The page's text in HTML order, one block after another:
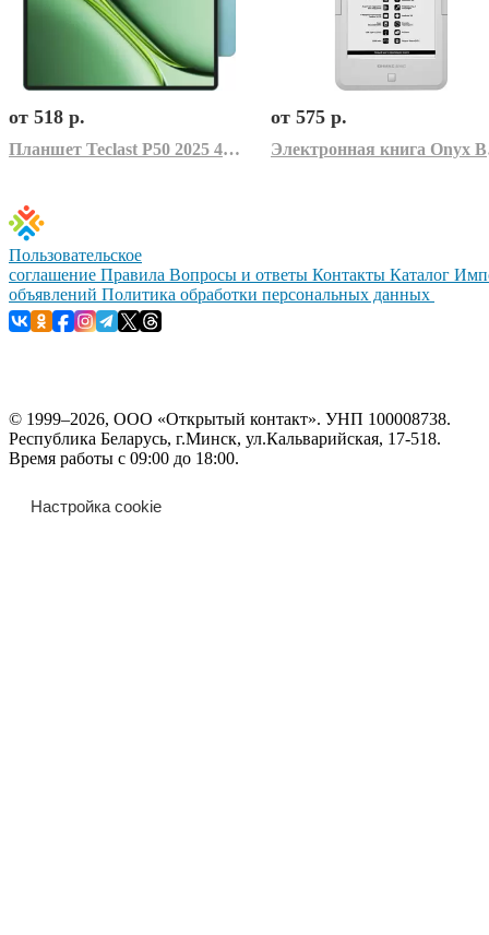
от 518 р.
Планшет Teclast P50 2025 4GB/128GB LTE (бирюзовый)
от 575 р.
Пользовательское
соглашение Правила Вопросы и ответы Контакты Каталог
объявлений Политика обработки персональных данных
© 1999–2026, ООО «Открытый контакт». УНП 100008738.
Республика Беларусь, г.Минск, ул.Кальварийская, 17-518.
Время работы с 09:00 до 18:00.
Настройка cookie